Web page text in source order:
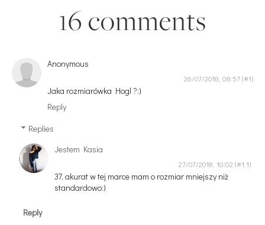
16 comments
Anonymous
26/07/2018, 08:57
Jaka rozmiarówka Hogl ?:)
Reply
Replies
Jestem Kasia
27/07/2018, 10:02
37, akurat w tej marce mam o rozmiar mniejszy niż
standardowo:)
Reply